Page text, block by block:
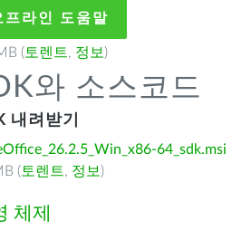
프라인 도움말
( 토렌트, 정보 )
와 소스코드
내려받기
64_sdk.msi
( 토렌트, 정보 )
체제